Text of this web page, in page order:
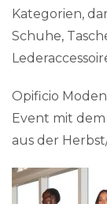
Kategorien,
Schuhe,
Opificio
Event mit
aus der